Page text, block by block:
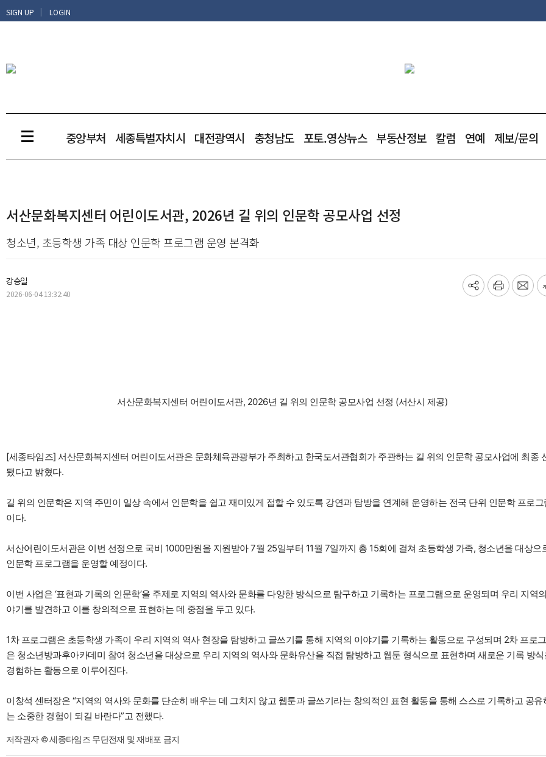
SIGN UP | LOGIN
중앙부처 세종특별자치시 대전광역시 충청남도 포토.영상뉴스 부동산정보 칼럼 연예 제보/문의
서산문화복지센터 어린이도서관, 2026년 길 위의 인문학 공모사업 선정
청소년, 초등학생 가족 대상 인문학 프로그램 운영 본격화
강승일
2026-06-04 13:32:40
기
프
메
서산문화복지센터 어린이도서관, 2026년 길 위의 인문학 공모사업 선정 (서산시 제공)
[세종타임즈] 서산문화복지센터 어린이도서관은 문화체육관광부가 주최하고 한국도서관협회가 주관하는 길 위의 인문학 공모사업에 최종
됐다고 밝혔다.
길 위의 인문학은 지역 주민이 일상 속에서 인문학을 쉽고 재미있게 접할 수 있도록 강연과 탐방을 연계해 운영하는 전국 단위 인문학 프로그
이다.
서산어린이도서관은 이번 선정으로 국비 1000만원을 지원받아 7월 25일부터 11월 7일까지 총 15회에 걸쳐 초등학생 가족, 청소년을 대상으
인문학 프로그램을 운영할 예정이다.
이번 사업은 ‘표현과 기록의 인문학’을 주제로 지역의 역사와 문화를 다양한 방식으로 탐구하고 기록하는 프로그램으로 운영되며 우리 지역
야기를 발견하고 이를 창의적으로 표현하는 데 중점을 두고 있다.
1차 프로그램은 초등학생 가족이 우리 지역의 역사 현장을 탐방하고 글쓰기를 통해 지역의 이야기를 기록하는 활동으로 구성되며 2차 프로
은 청소년방과후아카데미 참여 청소년을 대상으로 우리 지역의 역사와 문화유산을 직접 탐방하고 웹툰 형식으로 표현하며 새로운 기록 방식
경험하는 활동으로 이루어진다.
이창석 센터장은 “지역의 역사와 문화를 단순히 배우는 데 그치지 않고 웹툰과 글쓰기라는 창의적인 표현 활동을 통해 스스로 기록하고 공유
는 소중한 경험이 되길 바란다”고 전했다.
저작권자 © 세종타임즈 무단전재 및 재배포 금지